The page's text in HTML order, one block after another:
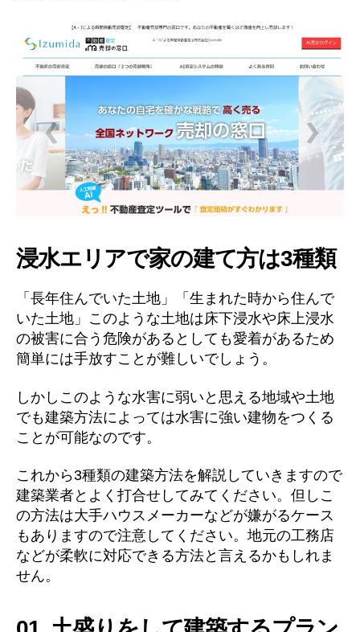
浸水エリアで家の建て方は3種類
「長年住んでいた土地」「生まれた時から住んで
いた土地」このような土地は床下浸水や床上浸水
の被害に合う危険があるとしても愛着があるため
簡単には手放すことが難しいでしょう。
しかしこのような水害に弱いと思える地域や土地
でも建築方法によっては水害に強い建物をつくる
ことが可能なのです。
これから3種類の建築方法を解説していきますので
建築業者とよく打合せしてみてください。但しこ
の方法は大手ハウスメーカーなどが嫌がるケース
もありますので注意してください。地元の工務店
などが柔軟に対応できる方法と言えるかもしれま
せん。